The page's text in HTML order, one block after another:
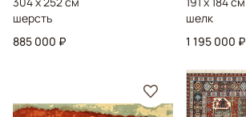
шерсть
885 000 ₽
шелк
1 195 000 ₽